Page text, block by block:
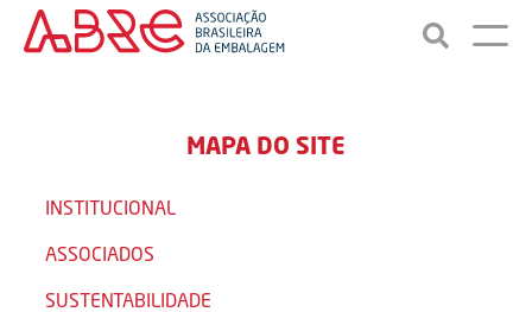
MAPA DO SITE
INSTITUCIONAL
ASSOCIADOS
SUSTENTABILIDADE